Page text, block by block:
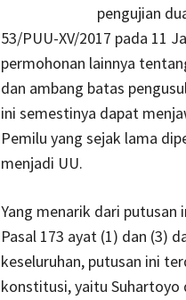
pengujian
53/PUU-XV/2017 pada 11
permohonan lainnya
dan ambang batas
ini semestinya dapat
Pemilu yang sejak lama
menjadi UU.
Yang menarik dari putusan
Pasal 173 ayat (1) dan (3)
keseluruhan, putusan ini
konstitusi, yaitu Suhartoyo